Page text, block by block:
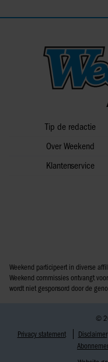
Tip de redactie
Over Weekend
Klantenservice
Weekend participeert in diverse
Weekend commissies ontvangt
wordt niet gesponsord door de
©
Privacy statement
Disclaimer